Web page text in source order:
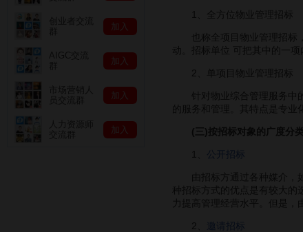
1、全方位物业管理招标
也称全项目物业管理招标，
动。招标单位 可把其中的一项
2、单项目物业管理招标
针对物业综合管理服务中的
的服务和管理。其特点是专业
(三)按招标对象的广度分类
公开招标
由招标方通过各种媒介，如
种招标方式的优点是有较大的
力提高管理经营水平。但是，
2、 邀请招标
加入
加入
加入
加入